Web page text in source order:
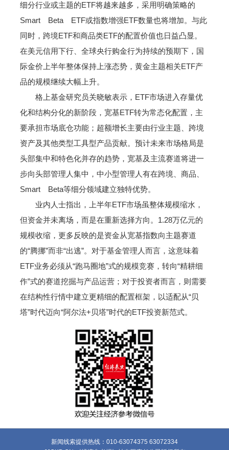
细分行业或主题的ETF将越来越多，采用明确策略的
Smart Beta ETF或指数增强ETF数量也将增加。与此
同时，跨境ETF和商品类ETF的配置价值也日益凸显。
在美元信用下行、全球央行购金行为持续的预期下，国
际金价上半年整体保持上涨态势，黄金主题相关ETF产
品的规模继续大幅上升。
格上基金研究员关晓敏表示，ETF市场进入存量优
化和结构分化的新阶段，宽基ETF转为常态化配置，主
要承担市场底仓功能；超额增长主要由行业主题、跨境
资产及其他类型工具型产品贡献。预计未来市场格局是
头部集中和特色化并存的趋势，宽基及主流赛道将进一
步向头部管理人集中，中小型管理人有在跨境、商品、
Smart Beta等细分领域建立独特优势。
业内人士指出，上半年ETF市场虽整体规模缩水，
但资金并未离场，而是在重新选择方向。1.28万亿元的
规模收缩，更多反映的是资金从宽基指数向主题赛道
的“腾挪”而非“出逃”。对于基金管理人而言，这意味着
ETF业务必须从“跑马圈地”式的规模竞赛，转向“精耕细
作”式的赛道挖掘与产品运营；对于投资者而言，则需要
在结构性行情中建立更精细的配置框架，以适配从“贝
塔”时代迈向“阿尔法+贝塔”时代的ETF投资新范式。
新闻线索提供热线：010-63074375 63072334